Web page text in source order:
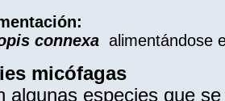
connexa alimentándose
micófagas
algunas especies que